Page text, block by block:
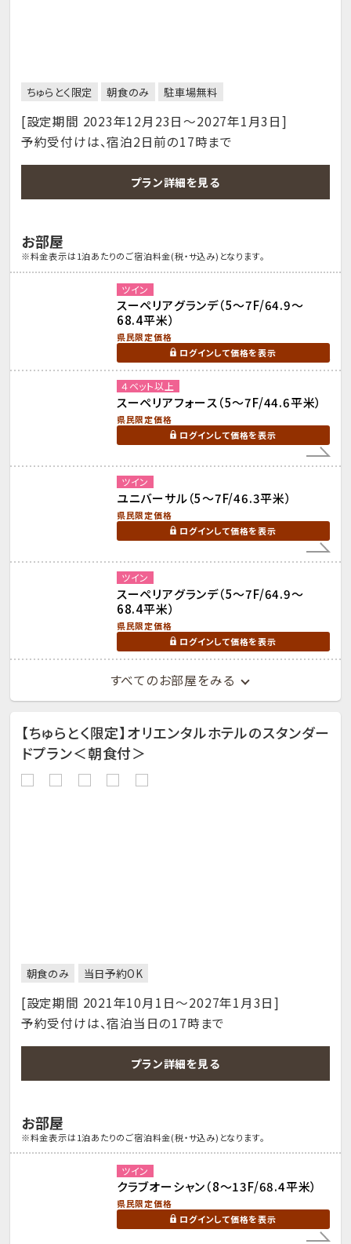
ちゅらとく限定 朝食のみ 駐車場無料
[設定期間 2023年12月23日～2027年1月3日]
予約受付けは、宿泊2日前の17時まで
プラン詳細を見る
お部屋
※料金表示は1泊あたりのご宿泊料金(税・サ込み)となります。
ツイン
スーペリアグランデ（5～7F/64.9～
68.4平米）
県民限定価格
ログインして価格を表示
４ベット以上
スーペリアフォース（5～7F/44.6平米）
県民限定価格
ログインして価格を表示
ツイン
ユニバーサル（5～7F/46.3平米）
県民限定価格
ログインして価格を表示
ツイン
スーペリアグランデ（5～7F/64.9～
68.4平米）
県民限定価格
ログインして価格を表示
すべてのお部屋をみる
【ちゅらとく限定】オリエンタルホテルのスタンダー
ドプラン＜朝食付＞
朝食のみ 当日予約OK
[設定期間 2021年10月1日～2027年1月3日]
予約受付けは、宿泊当日の17時まで
プラン詳細を見る
お部屋
※料金表示は1泊あたりのご宿泊料金(税・サ込み)となります。
ツイン
クラブオーシャン（8～13F/68.4平米）
県民限定価格
ログインして価格を表示